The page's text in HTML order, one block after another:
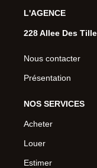
L'AGENCE
228 Allee Des
Nous contacter
Présentation
NOS SERVICES
Acheter
Louer
Estimer